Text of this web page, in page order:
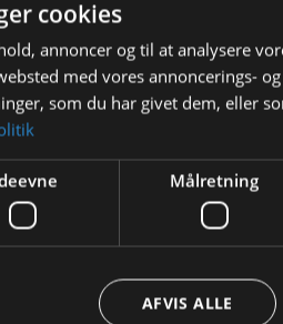
Information
cookies
annoncer og til at analysere
med vores annoncerings-
som du har givet dem, eller
Målretning
AFVIS ALLE